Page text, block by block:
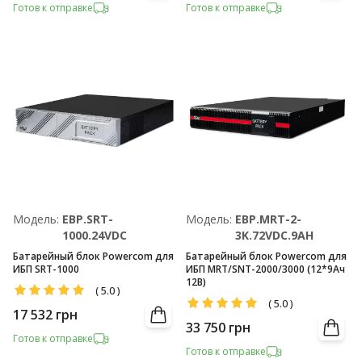
Готов к отправке Готов к отправке
Модель: EBP.SRT-
1000.24VDC
Батарейный блок Powercom для
ИБП SRT-1000
(5.0)
17 532 грн
Готов к отправке
Модель: EBP.MRT-2-
3K.72VDC.9AH
Батарейный блок Powercom для
ИБП MRT/SNT-2000/3000 (12*9Ач
12В)
(5.0)
33 750 грн
Готов к отправке